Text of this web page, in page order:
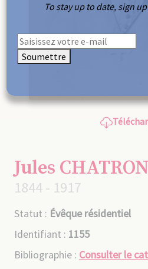
Jules CHATRON
1844 - 1917
Statut : Évêque résidentiel
Identifiant : 1155
Bibliographie : Consulter le
To stay up to date, sign
Soumettre